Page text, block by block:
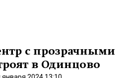
с прозрачными
в Одинцово